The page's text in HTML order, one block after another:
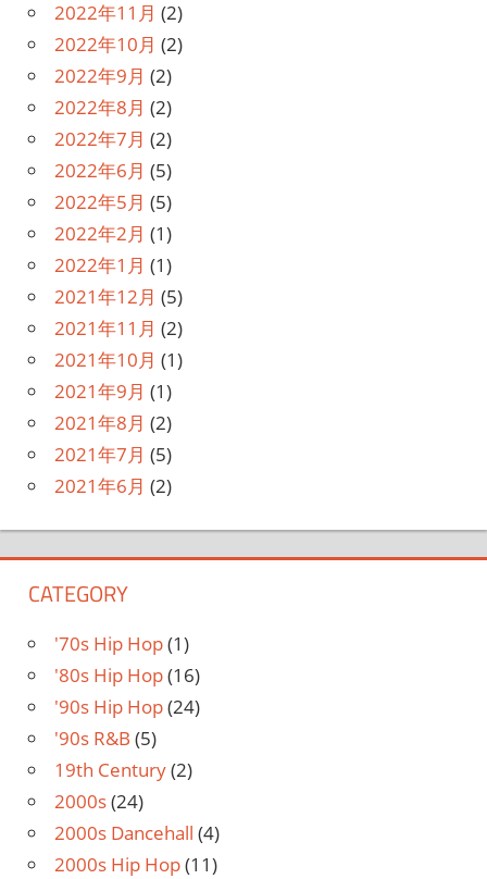
2022年11月 (2)
2022年10月 (2)
2022年9月 (2)
2022年8月 (2)
2022年7月 (2)
2022年6月 (5)
2022年5月 (5)
2022年2月 (1)
2022年1月 (1)
2021年12月 (5)
2021年11月 (2)
2021年10月 (1)
2021年9月 (1)
2021年8月 (2)
2021年7月 (5)
2021年6月 (2)
CATEGORY
'70s Hip Hop(1)
'80s Hip Hop(16)
'90s Hip Hop(24)
'90s R&B (5)
19th Century(2)
2000s(24)
2000s Dancehall (4)
2000s Hip Hop(11)